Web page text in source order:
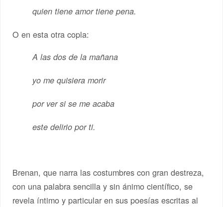
quien tiene amor tiene pena.
O en esta otra copla:
A las dos de la mañana
yo me quisiera morir
por ver si se me acaba
este delirio por ti.
Brenan, que narra las costumbres con gran destreza,
con una palabra sencilla y sin ánimo científico, se
revela íntimo y particular en sus poesías escritas al